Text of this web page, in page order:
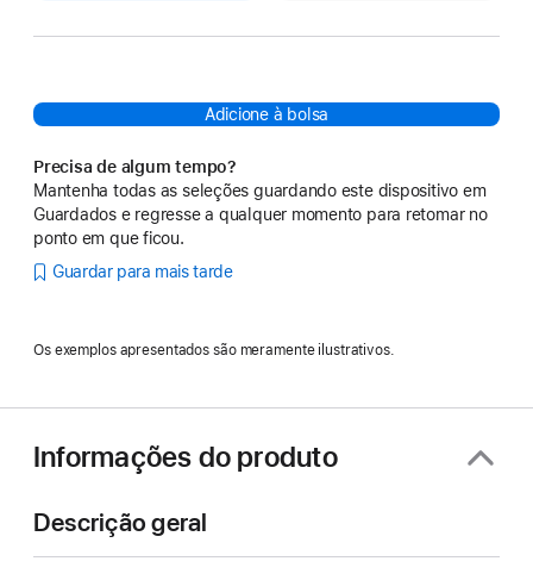
Adicione à bolsa
Precisa de algum tempo?
Mantenha todas as seleções guardando este dispositivo em
Guardados e regresse a qualquer momento para retomar no
ponto em que ficou.
Guardar para mais tarde
Os exemplos apresentados são meramente ilustrativos.
Informações do produto
Descrição geral